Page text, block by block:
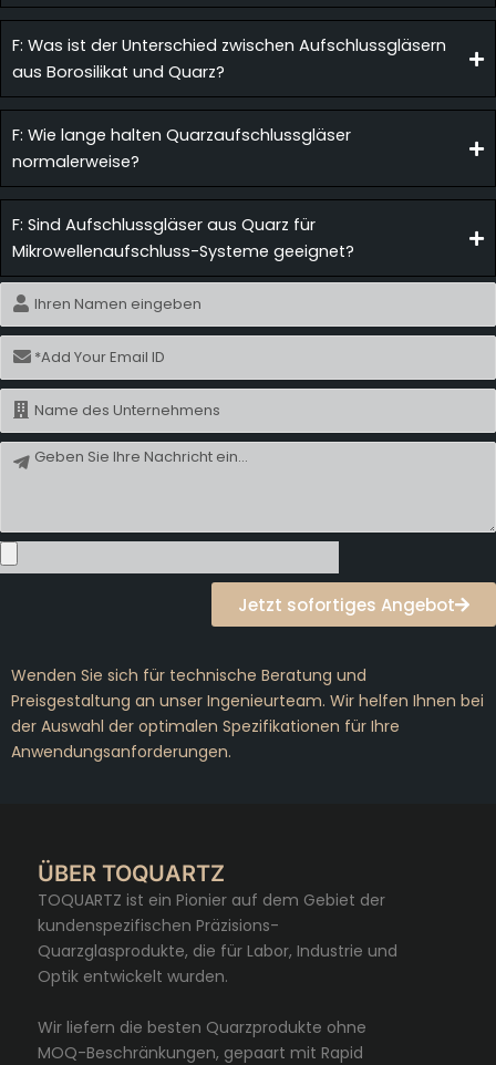
F: Was ist der Unterschied zwischen Aufschlussgläsern
aus Borosilikat und Quarz?
F: Wie lange halten Quarzaufschlussgläser
normalerweise?
F: Sind Aufschlussgläser aus Quarz für
Mikrowellenaufschluss-Systeme geeignet?
Name
E-
Mail
Name
Nachricht
Jetzt sofortiges Angebot
Wenden Sie sich für technische Beratung und
Preisgestaltung an unser Ingenieurteam. Wir helfen Ihnen bei
der Auswahl der optimalen Spezifikationen für Ihre
Anwendungsanforderungen.
ÜBER TOQUARTZ
TOQUARTZ ist ein Pionier auf dem Gebiet der
kundenspezifischen Präzisions-
Quarzglasprodukte, die für Labor, Industrie und
Optik entwickelt wurden.
Wir liefern die besten Quarzprodukte ohne
MOQ-Beschränkungen, gepaart mit Rapid